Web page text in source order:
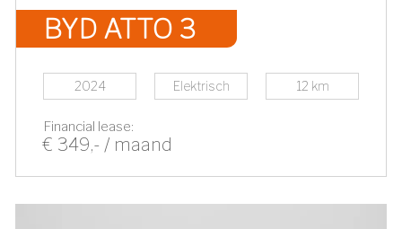
BYD ATTO 3
2024 Elektrisch 12 km
Financial lease:
€ 349,- / maand